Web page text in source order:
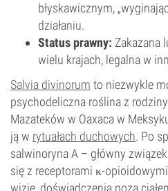
błyskawicznym,
działaniu.
Status prawny: Zakazana
wielu krajach, legalna w
Salvia divinorum to niezwykle
psychodeliczna roślina z
Mazateków w Oaxaca w
ją w rytuałach duchowych. Po
salwinoryna A – główny
się z receptorami κ-
wizje, doświadczenia poza